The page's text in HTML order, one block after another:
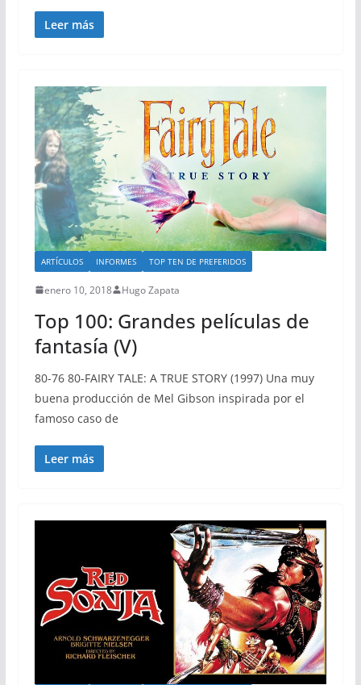
Leer más
ARTÍCULOS INFORMES TOP TEN DE PREFERIDOS
enero 10, 2018 Hugo Zapata
Top 100: Grandes películas de
fantasía (V)
80-76 80-FAIRY TALE: A TRUE STORY (1997) Una muy
buena producción de Mel Gibson inspirada por el
famoso caso de
Leer más